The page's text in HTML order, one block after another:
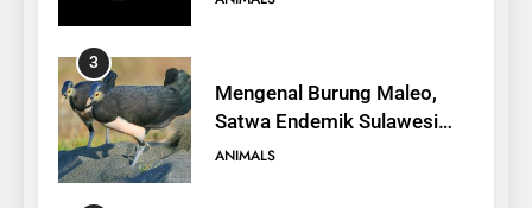
3
Mengenal Burung Maleo,
Satwa Endemik Sulawesi
yang Terancam Punah
ANIMALS